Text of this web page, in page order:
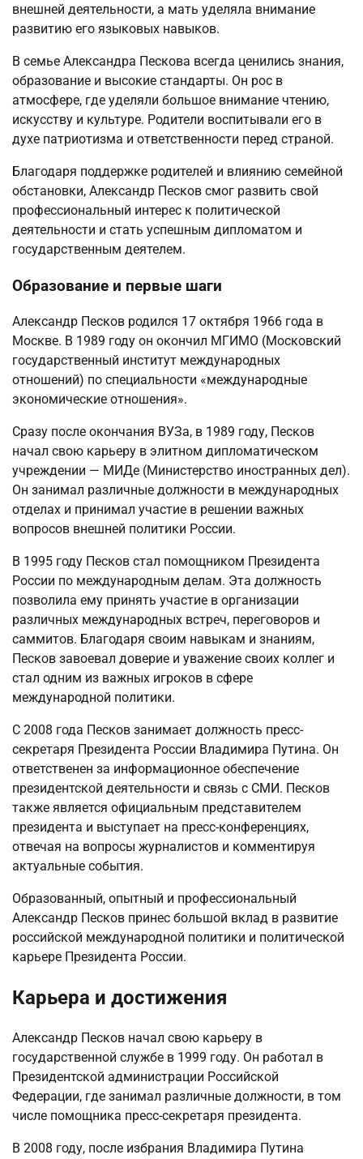
внешней деятельности, а мать уделяла внимание
развитию его языковых навыков.
В семье Александра Пескова всегда ценились знания,
образование и высокие стандарты. Он рос в
атмосфере, где уделяли большое внимание чтению,
искусству и культуре. Родители воспитывали его в
духе патриотизма и ответственности перед страной.
Благодаря поддержке родителей и влиянию семейной
обстановки, Александр Песков смог развить свой
профессиональный интерес к политической
деятельности и стать успешным дипломатом и
государственным деятелем.
Образование и первые шаги
Александр Песков родился 17 октября 1966 года в
Москве. В 1989 году он окончил МГИМО (Московский
государственный институт международных
отношений) по специальности «международные
экономические отношения».
Сразу после окончания ВУЗа, в 1989 году, Песков
начал свою карьеру в элитном дипломатическом
учреждении — МИДе (Министерство иностранных дел).
Он занимал различные должности в международных
отделах и принимал участие в решении важных
вопросов внешней политики России.
В 1995 году Песков стал помощником Президента
России по международным делам. Эта должность
позволила ему принять участие в организации
различных международных встреч, переговоров и
саммитов. Благодаря своим навыкам и знаниям,
Песков завоевал доверие и уважение своих коллег и
стал одним из важных игроков в сфере
международной политики.
С 2008 года Песков занимает должность пресс-
секретаря Президента России Владимира Путина. Он
ответственен за информационное обеспечение
президентской деятельности и связь с СМИ. Песков
также является официальным представителем
президента и выступает на пресс-конференциях,
отвечая на вопросы журналистов и комментируя
актуальные события.
Образованный, опытный и профессиональный
Александр Песков принес большой вклад в развитие
российской международной политики и политической
карьере Президента России.
Карьера и достижения
Александр Песков начал свою карьеру в
государственной службе в 1999 году. Он работал в
Президентской администрации Российской
Федерации, где занимал различные должности, в том
числе помощника пресс-секретаря президента.
В 2008 году, после избрания Владимира Путина